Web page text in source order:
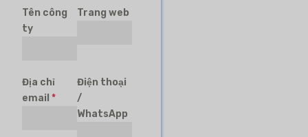
Tên công
ty
Trang web
Địa chỉ
email *
Điện thoại
/
WhatsApp